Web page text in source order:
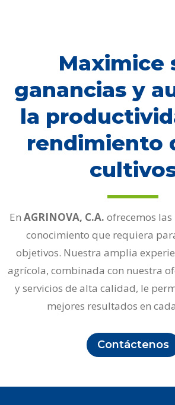
Maximice
ganancias y
la
rendimiento
En AGRINOVA, C.A. ofrecemos
conocimiento que requiera
objetivos. Nuestra amplia
agrícola, combinada con nuestra
y servicios de alta calidad, le
mejores resultados en
Contáctenos